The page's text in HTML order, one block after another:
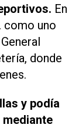
En
como uno
donde
y podía